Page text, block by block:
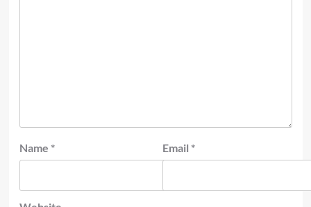
Name * Email *